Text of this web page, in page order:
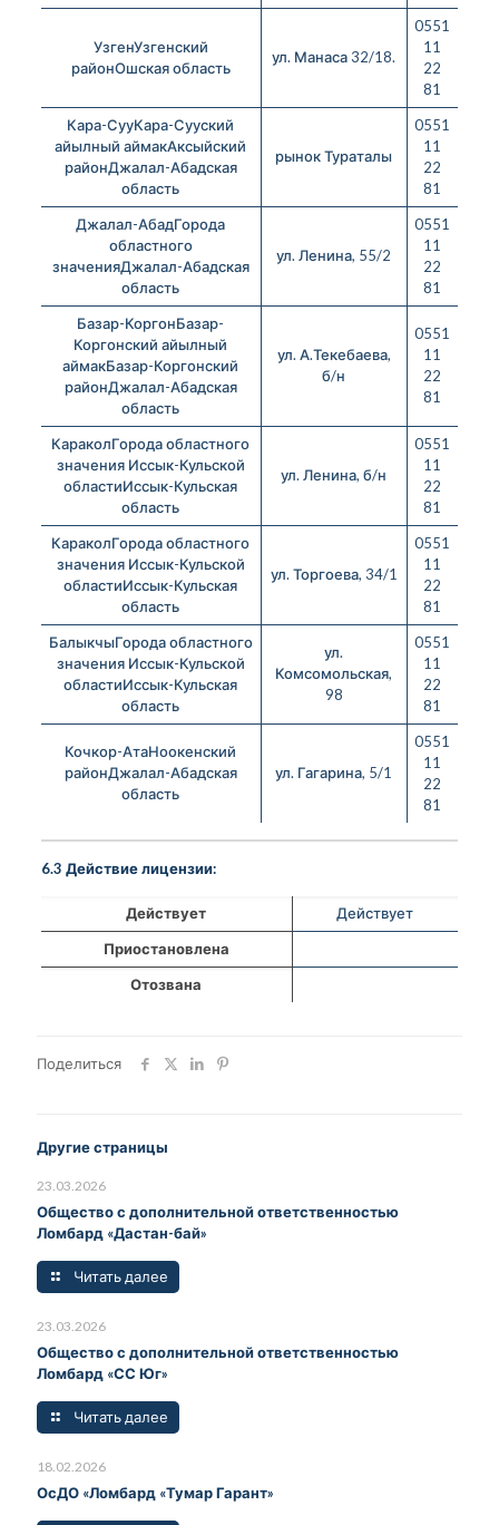
УзгенУзгенский
районОшская область
ул. Манаса 32/18.
0551
11
22
81
Кара-СууКара-Сууский
айылный аймакАксыйский
районДжалал-Абадская
область
рынок Тураталы
0551
11
22
81
Джалал-АбадГорода
областного
значенияДжалал-Абадская
область
ул. Ленина, 55/2
0551
11
22
81
Базар-КоргонБазар-
Коргонский айылный
аймакБазар-Коргонский
районДжалал-Абадская
область
ул. А.Текебаева,
б/н
0551
11
22
81
КараколГорода областного
значения Иссык-Кульской
областиИссык-Кульская
область
ул. Ленина, б/н
0551
11
22
81
КараколГорода областного
значения Иссык-Кульской
областиИссык-Кульская
область
ул. Торгоева, 34/1
0551
11
22
81
БалыкчыГорода областного
значения Иссык-Кульской
областиИссык-Кульская
область
ул.
Комсомольская,
98
0551
11
22
81
Кочкор-АтаНоокенский
районДжалал-Абадская
область
ул. Гагарина, 5/1
0551
11
22
81
6.3 Действие лицензии:
Действует
Действует
Приостановлена
Отозвана
Поделиться
Другие страницы
23.03.2026
Общество с дополнительной ответственностью
Ломбард «Дастан-бай»
Читать далее
23.03.2026
Общество с дополнительной ответственностью
Ломбард «СС Юг»
Читать далее
18.02.2026
ОсДО «Ломбард «Тумар Гарант»